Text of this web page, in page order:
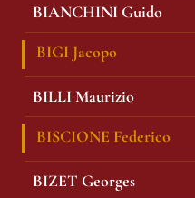
BIANCHINI Guido
BIGI Jacopo
BILLI Maurizio
BISCIONE Federico
BIZET Georges